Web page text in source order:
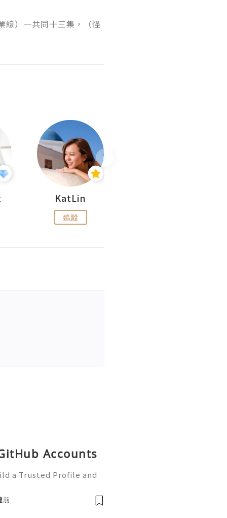
線）一共同十三集，（怪
KatLin
追蹤
Accounts
a Trusted Profile and
and collabo
前